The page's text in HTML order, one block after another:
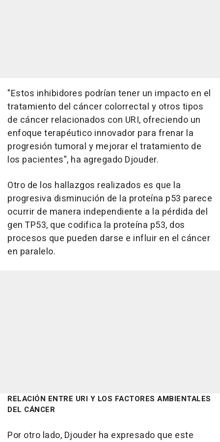
"Estos inhibidores podrían tener un impacto en el
tratamiento del cáncer colorrectal y otros tipos
de cáncer relacionados con URI, ofreciendo un
enfoque terapéutico innovador para frenar la
progresión tumoral y mejorar el tratamiento de
los pacientes", ha agregado Djouder.
Otro de los hallazgos realizados es que la
progresiva disminución de la proteína p53 parece
ocurrir de manera independiente a la pérdida del
gen TP53, que codifica la proteína p53, dos
procesos que pueden darse e influir en el cáncer
en paralelo.
RELACIÓN ENTRE URI Y LOS FACTORES AMBIENTALES
DEL CÁNCER
Por otro lado, Djouder ha expresado que este